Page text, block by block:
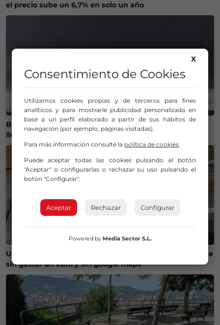
el precio sube un 6,7% en solo un año
Bizkaia se prepara para un brusco cambio de tiempo:
llegan las tormentas y baja el termómetro
Un vasco y un navarro recorren la Península en patinete
sin gastar un euro y sin google maps
X
Consentimiento de Cookies
Utilizamos cookies propias y de terceros para fines
analíticos y para mostrarle publicidad personalizada en
base a un perfil elaborado a partir de sus hábitos de
navegación (por ejemplo, páginas visitadas).
Para más información consulte la política de cookies.
Puede aceptar todas las cookies pulsando el botón
"Aceptar" o configurarlas o rechazar su uso pulsando el
botón "Configurar".
Aceptar Rechazar Configurar
Powered by Media Sector S.L.